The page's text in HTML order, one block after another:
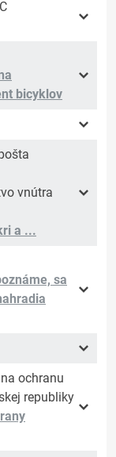
bicyklov
vnútra
a ...
sa
ochranu
republiky